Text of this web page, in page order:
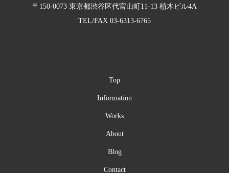
〒150-0073 東京都渋谷区代官山町11-13 植木ビル4A
TEL/FAX 03-6313-6765
Top
Information
Works
About
Blog
Contact